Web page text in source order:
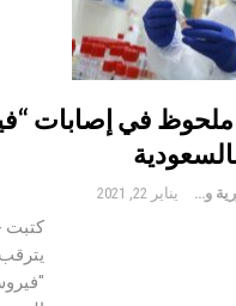
في إصابات
جريدة الجمهورية والعالم يناير 22, 2021
كتبت